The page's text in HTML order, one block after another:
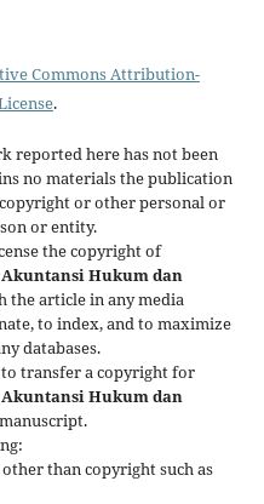
Commons Attribution-
.
reported here has not been
no materials the publication
or other personal or
or entity.
the copyright of
Akuntansi Hukum dan
the article in any media
to index, and to maximize
databases.
transfer a copyright for
Akuntansi Hukum dan
than copyright such as